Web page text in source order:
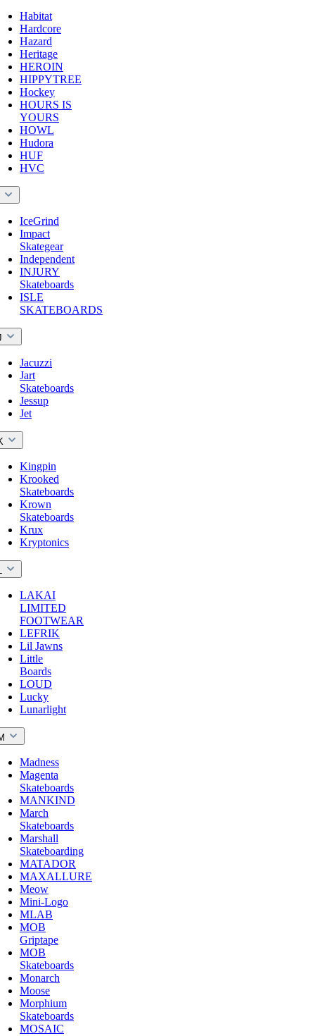
Habitat
Hardcore
Hazard
Heritage
HEROIN
HIPPYTREE
Hockey
HOURS IS
YOURS
HOWL
Hudora
HUF
HVC
IceGrind
Impact
Skategear
Independent
INJURY
Skateboards
ISLE
SKATEBOARDS
Jacuzzi
Jart
Skateboards
Jessup
Jet
Kingpin
Krooked
Skateboards
Krown
Skateboards
Krux
Kryptonics
LAKAI
LIMITED
FOOTWEAR
LEFRIK
Lil Jawns
Little
Boards
LOUD
Lucky
Lunarlight
Madness
Magenta
Skateboards
MANKIND
March
Skateboards
Marshall
Skateboarding
MATADOR
MAXALLURE
Meow
Mini-Logo
MLAB
MOB
Griptape
MOB
Skateboards
Monarch
Moose
Morphium
Skateboards
MOSAIC